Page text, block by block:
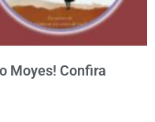
Moyes! Confira